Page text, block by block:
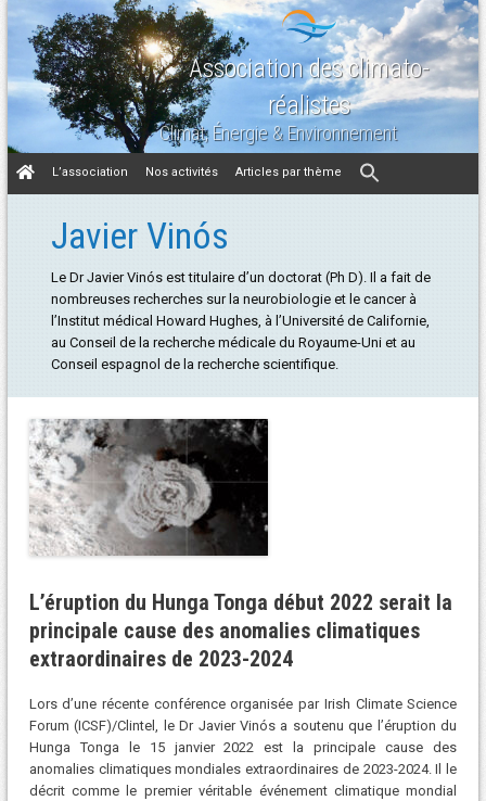
Association des climato-
réalistes
Climat, Énergie & Environnement
Aller
au
L’association Nos activités Articles par thème
Javier Vinós
Le Dr Javier Vinós est titulaire d’un doctorat (Ph D). Il a fait de
nombreuses recherches sur la neurobiologie et le cancer à
l’Institut médical Howard Hughes, à l’Université de Californie,
au Conseil de la recherche médicale du Royaume-Uni et au
Conseil espagnol de la recherche scientifique.
L’éruption du Hunga Tonga début 2022 serait la
principale cause des anomalies climatiques
extraordinaires de 2023-2024
Lors d’une récente conférence organisée par Irish Climate Science
Forum (ICSF)/Clintel, le Dr Javier Vinós a soutenu que l’éruption du
Hunga Tonga le 15 janvier 2022 est la principale cause des
anomalies climatiques mondiales extraordinaires de 2023-2024. Il le
décrit comme le premier véritable événement climatique mondial